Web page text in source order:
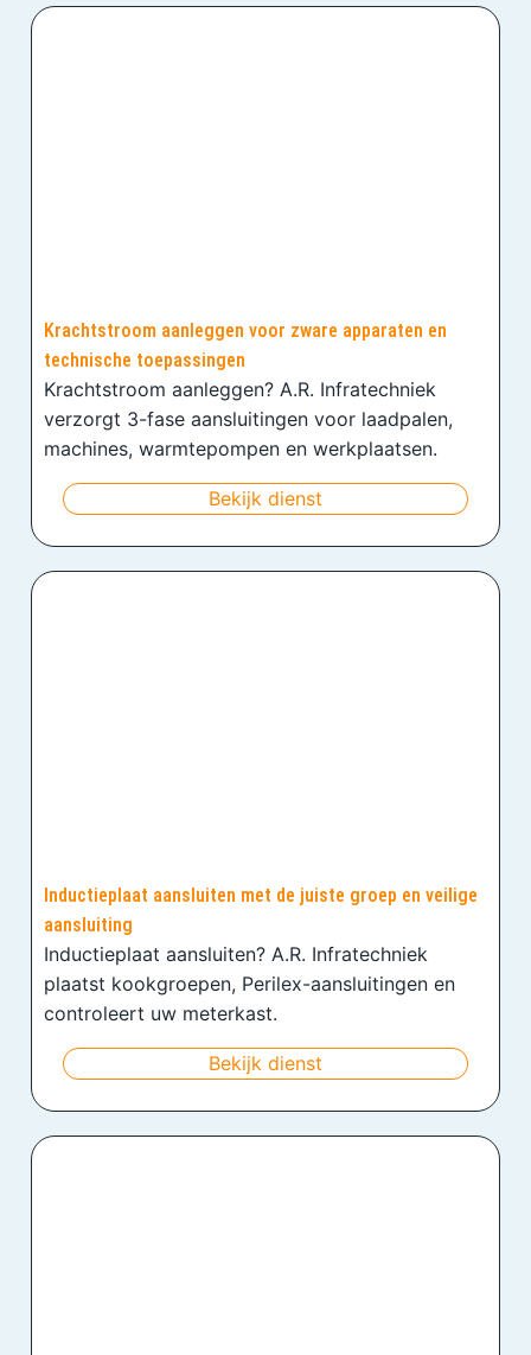
Krachtstroom aanleggen voor zware apparaten en
technische toepassingen
Krachtstroom aanleggen? A.R. Infratechniek
verzorgt 3-fase aansluitingen voor laadpalen,
machines, warmtepompen en werkplaatsen.
Bekijk dienst
Inductieplaat aansluiten met de juiste groep en veilige
aansluiting
Inductieplaat aansluiten? A.R. Infratechniek
plaatst kookgroepen, Perilex-aansluitingen en
controleert uw meterkast.
Bekijk dienst